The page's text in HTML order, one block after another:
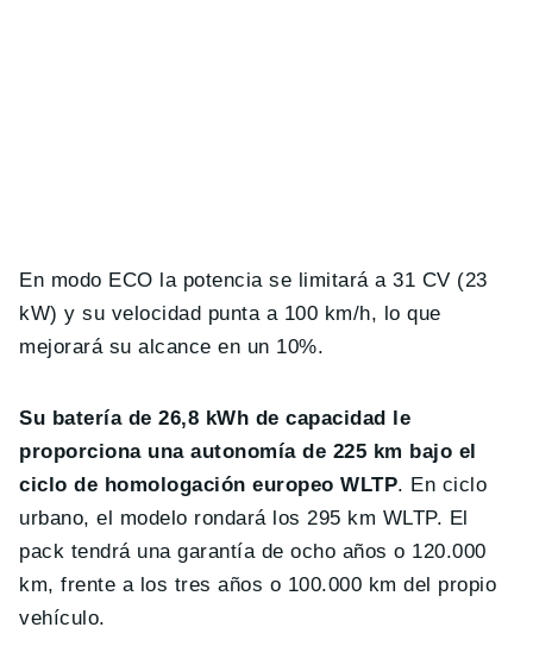
En modo ECO la potencia se limitará a 31 CV (23
kW) y su velocidad punta a 100 km/h, lo que
mejorará su alcance en un 10%.
Su batería de 26,8 kWh de capacidad le
proporciona una autonomía de 225 km bajo el
ciclo de homologación europeo WLTP. En ciclo
urbano, el modelo rondará los 295 km WLTP. El
pack tendrá una garantía de ocho años o 120.000
km, frente a los tres años o 100.000 km del propio
vehículo.